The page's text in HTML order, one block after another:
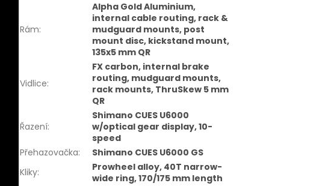
Rám:
Alpha Gold Aluminium,
internal cable routing, rack &
mudguard mounts, post
mount disc, kickstand mount,
135x5 mm QR
Vidlice:
FX carbon, internal brake
routing, mudguard mounts,
rack mounts, ThruSkew 5 mm
QR
Řazení:
Shimano CUES U6000
w/optical gear display, 10-
speed
Přehazovačka:
Shimano CUES U6000 GS
Kliky:
Prowheel alloy, 40T narrow-
wide ring, 170/175 mm length